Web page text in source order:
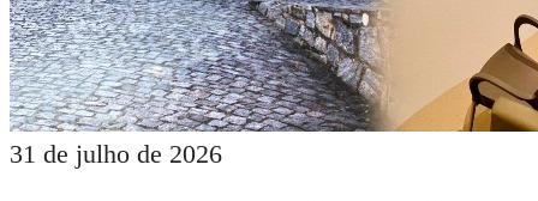
31 de julho de 2026